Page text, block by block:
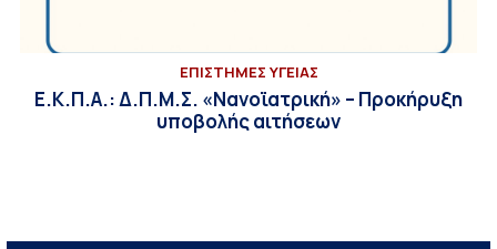
ΕΠΙΣΤΗΜΕΣ ΥΓΕΙΑΣ
Ε.Κ.Π.Α.: Δ.Π.Μ.Σ. «Νανοϊατρική» – Προκήρυξη
υποβολής αιτήσεων